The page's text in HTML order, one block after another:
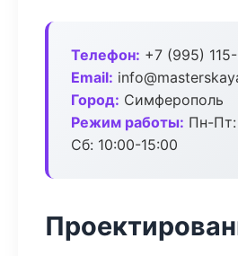
Телефон: +7 (995)
Email:
Город: Симферополь
Режим работы: Пн-Пт:
Сб: 10:00-15:00